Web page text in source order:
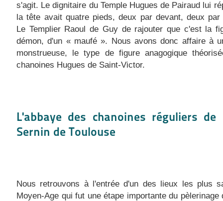
s'agit. Le dignitaire du Temple Hugues de Pairaud lui
la tête avait quatre pieds, deux par devant, deux par
Le Templier Raoul de Guy de rajouter que c'est la
démon, d'un « maufé ». Nous avons donc affaire à
monstrueuse, le type de figure anagogique
chanoines Hugues de Saint-Victor.
L'abbaye des chanoines réguliers de
Sernin de Toulouse
Nous retrouvons à l'entrée d'un des lieux les plus
Moyen-Age qui fut une étape importante du pèlerinage